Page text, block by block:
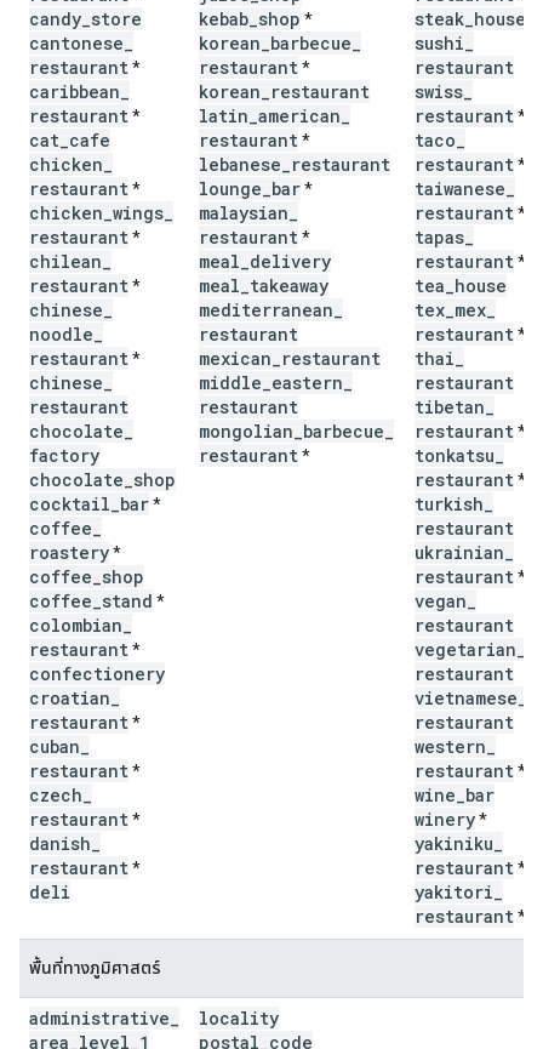
candy store
cantonese
restaurant*
caribbean
restaurant*
cat cafe
chicken
restaurant*
chicken wings
restaurant*
chilean
restaurant*
chinese
noodle
restaurant*
chinese
restaurant
chocolate
factory
chocolate shop
cocktail bar*
coffee
roastery*
coffee shop
coffee stand *
colombian
restaurant*
confectionery
croatian
restaurant*
cuban
restaurant*
czech
restaurant*
danish
restaurant*
deli
kebab shop *
korean barbecue
restaurant*
korean restaurant
latin american
restaurant*
lebanese restaurant
lounge bar*
malaysian
restaurant*
meal delivery
meal takeaway
mediterranean
restaurant
mexican restaurant
middle eastern
restaurant
mongolian barbecue
restaurant*
steak house
sushi
restaurant
swiss
restaurant*
taco
restaurant*
taiwanese
restaurant*
tapas
restaurant*
tea house
tex mex
restaurant*
thai
restaurant
tibetan
restaurant*
tonkatsu
restaurant*
turkish
restaurant
ukrainian
restaurant*
vegan
restaurant
vegetarian
restaurant
vietnamese
restaurant
western
restaurant*
wine bar
winery*
yakiniku
restaurant*
yakitori
restaurant*
พื้นที่ทางภูมิศาสตร์
administrative
area level 1
locality
postal code